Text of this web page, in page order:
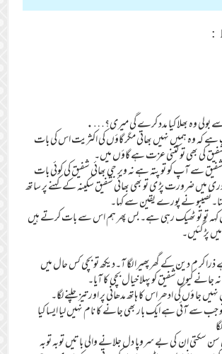
:
وہ بھلا کیا مدد کرے گی میری؟….
کہ وہ ہمیں نہیں بھاتی مگر گاؤں کی اکثریت اس کی بات
کی بھی تو کتنی عزت ہے گاؤں میں۔
سے آپ کو تو پتہ ہے نہ ویر جی بھائی شفیق کی کوئی بات
میں ضرورت پڑ ی تو بھی بھائی شفیق سکینہ کے کہنے پر ساتھ
نے پورے یقین سے کہا۔
ہاں کہہ تو تُو ٹھیک رہی ہے۔ بس پھر ہم اس سے بات کرتے ہیں
پڑگئیں۔
کر م دین کے گھرپھیرا لگا آ۔دیکھ تو بچی کس حال میں
کیوں شفیق کو پہلا خیال بچی کا آیا۔
جا ؤں گی ادھر اس کا ہاتھ مدھانی پر اور تیز چلنے لگا۔
جب سے آئی ہے ایک بار بھی جانے کا نام نہیں لیا ایسا کیا
سکتی ان کی بے سروپا دل جلانے والی باتیں توبہ توبہ